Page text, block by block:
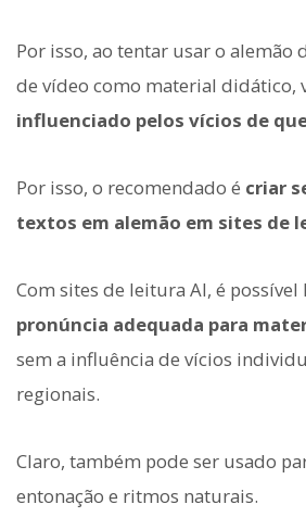
Por isso, ao tentar usar o alemão
de vídeo como material didático,
influenciado pelos vícios de
Por isso, o recomendado é criar
textos em alemão em sites de
Com sites de leitura AI, é
pronúncia adequada para
sem a influência de vícios
regionais.
Claro, também pode ser usado
entonação e ritmos naturais.